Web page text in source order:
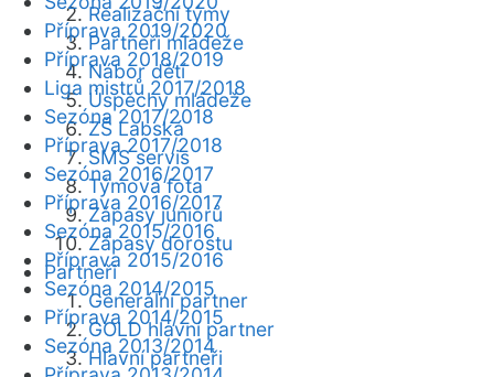
Realizační týmy
Partneři mládeže
Nábor dětí
Úspěchy mládeže
ZŠ Labská
SMS servis
Týmová fota
Zápasy juniorů
Zápasy dorostu
Partneři
Generální partner
GOLD hlavní partner
Hlavní partneři
Příprava 2019/2020
Příprava 2018/2019
Liga mistrů 2017/2018
Sezóna 2017/2018
Příprava 2017/2018
Sezóna 2016/2017
Příprava 2016/2017
Sezóna 2015/2016
Příprava 2015/2016
Sezóna 2014/2015
Příprava 2014/2015
Sezóna 2013/2014